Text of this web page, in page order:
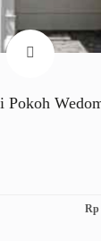
Pokoh
Rp